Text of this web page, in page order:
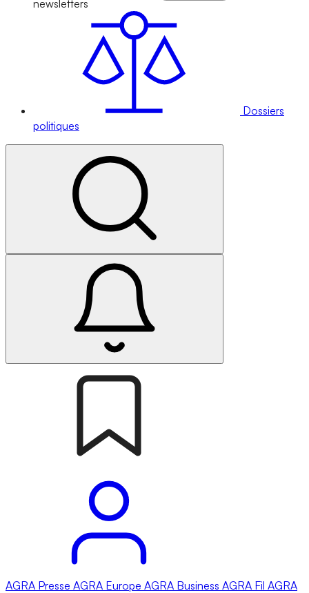
newsletters
Dossiers
politiques
AGRA Presse AGRA Europe AGRA Business AGRA Fil AGRA